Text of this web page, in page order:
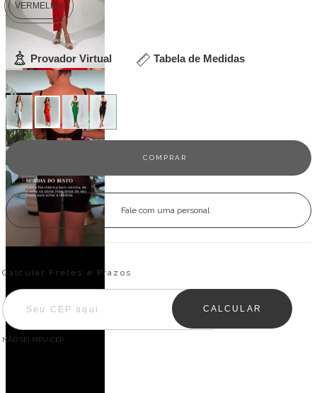
VERMELHO
Provador Virtual Tabela de Medidas
Veja outras opções
Fale com uma personal
Entregas para o CEP:
Calcular Fretes e Prazos
CALCULAR
NÃO SEI MEU CEP